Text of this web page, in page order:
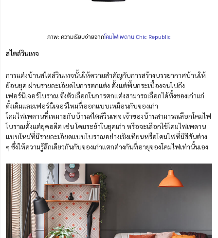
ภาพ: ความเรียบง่ายจากโคมไฟเพดาน Chic Republic
สไตล์วินเทจ
การแต่งบ้านสไตล์วินเทจนั้นให้ความสำคัญกับการสร้างบรรยากาศบ้านให้
ย้อนยุค ผ่านรายละเอียดในการตกแต่ง ตั้งแต่พื้นกระเบื้องจนไปถึง
เฟอร์นิเจอร์โบราณ ซึ่งตัวเลือกในการตกแต่งสามารถเลือกได้ทั้งของเก่าแก่
ดั้งเดิมและเฟอร์นิเจอร์ใหม่ที่ออกแบบเหมือนกับของเก่า
โคมไฟเพดานที่เหมาะกับบ้านสไตล์วินเทจ เจ้าของบ้านสามารถเลือกโคมไฟ
โบราณตั้งแต่ยุคอดีต เช่น โคมระย้าในยุคเก่า หรือจะเลือกใช้โคมไฟเพดาน
แบบใหม่ที่มีรายละเอียดแบบโบราณอย่างเชิงเทียนหรือโคมไฟที่มีสีสันต่าง
ๆ ซึ่งให้ความรู้สึกเดียวกันกับของเก่าแตกต่างกันที่อายุของโคมไฟเท่านั้นเอง